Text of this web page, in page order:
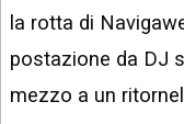
la rotta di
postazione da DJ
mezzo a un